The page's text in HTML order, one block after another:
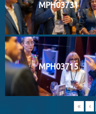
MPH03731
MPH03715
« ‹